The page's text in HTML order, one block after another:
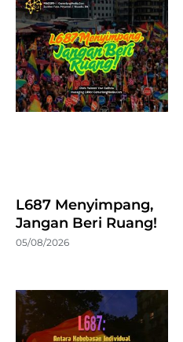
L687 Menyimpang,
Jangan Beri Ruang!
05/08/2026